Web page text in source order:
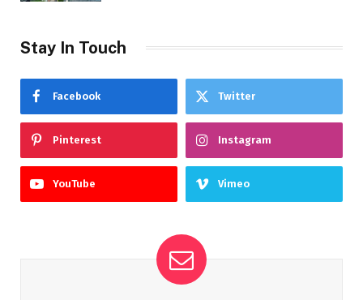
Stay In Touch
Facebook Twitter
Pinterest Instagram
YouTube Vimeo